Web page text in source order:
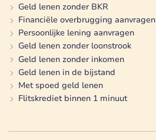
Geld lenen zonder BKR
Financiële overbrugging aanvragen
Persoonlijke lening aanvragen
Geld lenen zonder loonstrook
Geld lenen zonder inkomen
Geld lenen in de bijstand
Met spoed geld lenen
Flitskrediet binnen 1 minuut